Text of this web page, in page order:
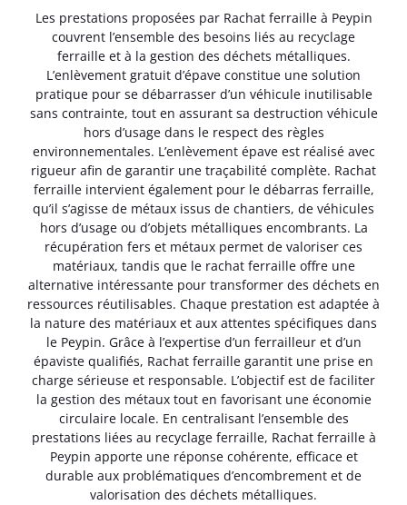
Les prestations proposées par Rachat ferraille à Peypin
couvrent l’ensemble des besoins liés au recyclage
ferraille et à la gestion des déchets métalliques.
L’enlèvement gratuit d’épave constitue une solution
pratique pour se débarrasser d’un véhicule inutilisable
sans contrainte, tout en assurant sa destruction véhicule
hors d’usage dans le respect des règles
environnementales. L’enlèvement épave est réalisé avec
rigueur afin de garantir une traçabilité complète. Rachat
ferraille intervient également pour le débarras ferraille,
qu’il s’agisse de métaux issus de chantiers, de véhicules
hors d’usage ou d’objets métalliques encombrants. La
récupération fers et métaux permet de valoriser ces
matériaux, tandis que le rachat ferraille offre une
alternative intéressante pour transformer des déchets en
ressources réutilisables. Chaque prestation est adaptée à
la nature des matériaux et aux attentes spécifiques dans
le Peypin. Grâce à l’expertise d’un ferrailleur et d’un
épaviste qualifiés, Rachat ferraille garantit une prise en
charge sérieuse et responsable. L’objectif est de faciliter
la gestion des métaux tout en favorisant une économie
circulaire locale. En centralisant l’ensemble des
prestations liées au recyclage ferraille, Rachat ferraille à
Peypin apporte une réponse cohérente, efficace et
durable aux problématiques d’encombrement et de
valorisation des déchets métalliques.